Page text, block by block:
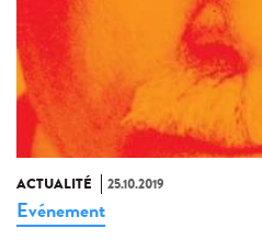
ACTUALITÉ 25.10.2019
Evénement